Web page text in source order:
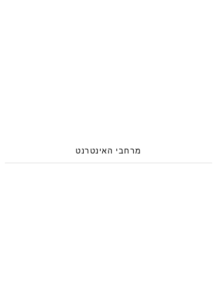
מרחבי האינטרנט